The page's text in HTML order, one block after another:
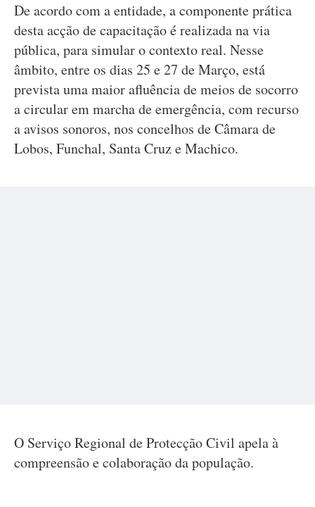
De acordo com a entidade, a componente prática
desta acção de capacitação é realizada na via
pública, para simular o contexto real. Nesse
âmbito, entre os dias 25 e 27 de Março, está
prevista uma maior afluência de meios de socorro
a circular em marcha de emergência, com recurso
a avisos sonoros, nos concelhos de Câmara de
Lobos, Funchal, Santa Cruz e Machico.
O Serviço Regional de Protecção Civil apela à
compreensão e colaboração da população.